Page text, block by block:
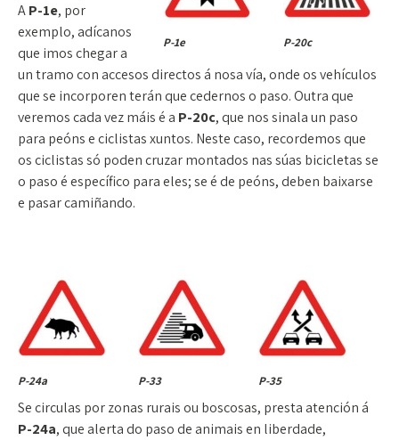
P-20c
P-1e
AP-1e, por
exemplo, adícanos
que imos chegar a
un tramo con accesos directos á nosa vía, onde os vehículos
que se incorporen terán que cedernos o paso. Outra que
veremos cada vez máis é a P-20c, que nos sinala un paso
para peóns e ciclistas xuntos. Neste caso, recordemos que
os ciclistas só poden cruzar montados nas súas bicicletas se
o paso é específico para eles; se é de peóns, deben baixarse
e pasar camiñando.
P-24a P-33 P-35
Se circulas por zonas rurais ou boscosas, presta atención á
P-24a, que alerta do paso de animais en liberdade,